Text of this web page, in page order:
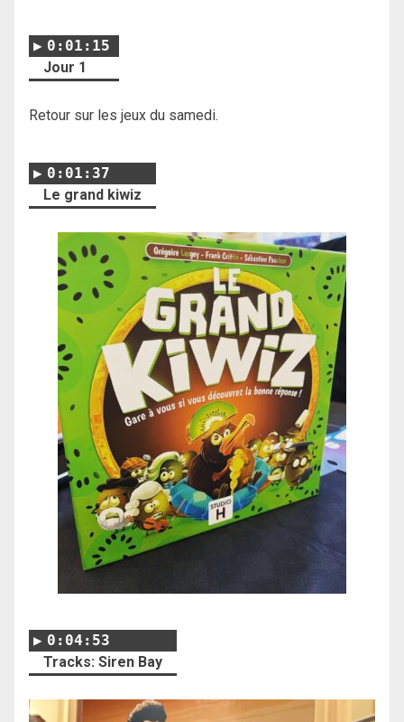
0:01:15
Jour 1
Retour sur les jeux du samedi.
0:01:37
Le grand kiwiz
0:04:53
Tracks: Siren Bay